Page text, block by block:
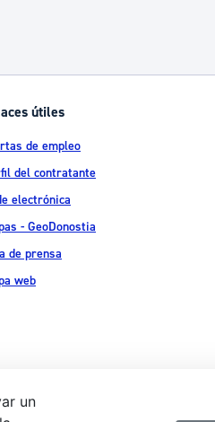
útiles
de empleo
del contratante
electrónica
- GeoDonostia
de prensa
web
un